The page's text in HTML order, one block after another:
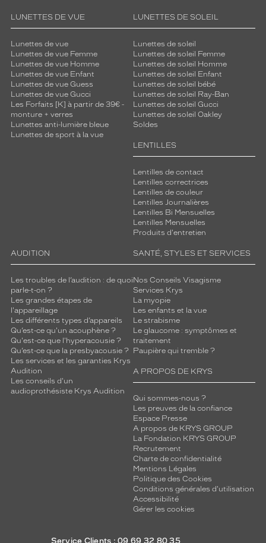
LUNETTES DE VUE
Lunettes de vue
Lunettes de vue Femme
Lunettes de vue Homme
Lunettes de vue Enfant
Lunettes de vue Guess
Lunettes de vue Gucci
Les Forfaits [K] à partir de 39€ -
monture + verres
Lunettes anti-lumière bleue
Lunettes de sport à la vue
LUNETTES DE SOLEIL
Lunettes de soleil
Lunettes de soleil Femme
Lunettes de soleil Homme
Lunettes de soleil Enfant
Lunettes de soleil bébé
Lunettes de soleil Ray-Ban
Lunettes de soleil Gucci
Lunettes de soleil Oakley
Soldes
LENTILLES
Lentilles de contact
Lentilles correctrices
Lentilles de couleur
Lentilles Journalières
Lentilles Bi Mensuelles
Lentilles Mensuelles
Produits d'entretien
AUDITION
Les troubles de l’audition : de quoi
parle-t-on ?
Les grandes étapes de
l'appareillage
Les différents types d’appareils
Qu’est-ce qu'un acouphène ?
Qu'est-ce que l'hyperacousie ?
Qu’est-ce que la presbyacousie ?
Les services et les garanties Krys
Audition
Les conseils d'un
audioprothésiste Krys Audition
SANTÉ, STYLES ET SERVICES
Nos Conseils Visagisme
Services Krys
La myopie
Les enfants et la vue
Le strabisme
Le glaucome : symptômes et
traitement
Paupière qui tremble ?
A PROPOS DE KRYS
Qui sommes-nous ?
Les preuves de la confiance
Espace Presse
A propos de KRYS GROUP
La Fondation KRYS GROUP
Recrutement
Charte de confidentialité
Mentions Légales
Politique des Cookies
Conditions générales d'utilisation
Accessibilité
Gérer les cookies
Service Clients : 09 69 32 80 35